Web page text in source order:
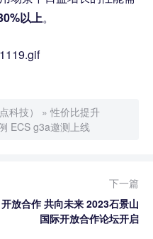
以上。
科技） » 性价比提升
ECS g3a邀测上线
下一篇
开放合作 共向未来 2023石景山
国际开放合作论坛开启